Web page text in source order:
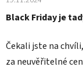
Black Friday je
Čekali jste na
za neuvěřitelné